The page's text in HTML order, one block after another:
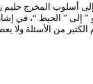
أسلوب المخرج
” إلى ” الحيط
من الأسئلة ولا